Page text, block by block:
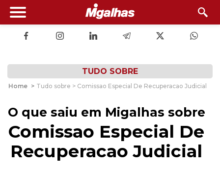
TUDO SOBRE
Home > Tudo sobre > Comissao Especial De Recuperacao Judicial
O que saiu em Migalhas sobre
Comissao Especial De
Recuperacao Judicial